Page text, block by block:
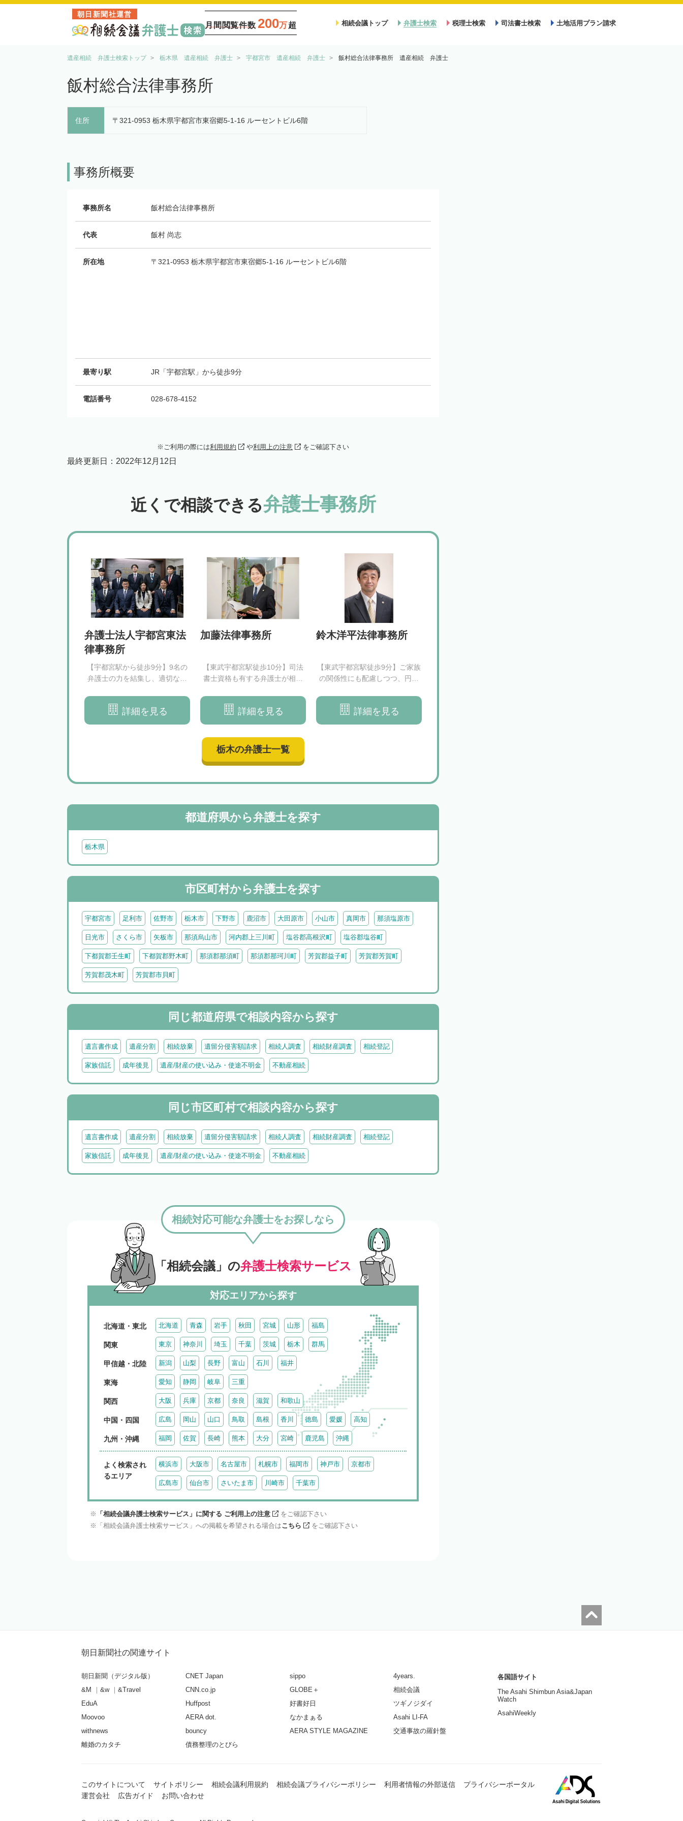
朝日新聞社運営
月間閲覧件数 200万超 相続会議トップ 弁護士検索 税理士検索 司法書士検索 土地活用プラン請求
遺産相続 弁護士検索トップ 栃木県 遺産相続 弁護士 宇都宮市 遺産相続 弁護士 飯村総合法律事務所 遺産相続 弁護士
飯村総合法律事務所
住所 〒321-0953 栃木県宇都宮市東宿郷5-1-16 ルーセントビル6階
事務所概要
事務所名 飯村総合法律事務所
代表 飯村 尚志
所在地 〒321-0953 栃木県宇都宮市東宿郷5-1-16 ルーセントビル6階
最寄り駅 JR「宇都宮駅」から徒歩9分
電話番号 028-678-4152
ご利用の際には利用規約 や利用上の注意 をご確認下さい
最終更新日： 2022年12月12日
近くで相談できる弁護士事務所
弁護士法人宇都宮東法
律事務所
【宇都宮駅から徒歩9分】9名の
弁護士の力を結集し、適切な解
詳細を見る
加藤法律事務所
【東武宇都宮駅徒歩10分】司法
書士資格も有する弁護士が相続
詳細を見る
鈴木洋平法律事務所
【東武宇都宮駅徒歩9分】ご家族
の関係性にも配慮しつつ、円満
詳細を見る
栃木の弁護士一覧
都道府県から弁護士を探す
栃木県
市区町村から弁護士を探す
宇都宮市 足利市 佐野市 栃木市 下野市 鹿沼市 大田原市 小山市 真岡市 那須塩原市
日光市 さくら市 矢板市 那須烏山市 河内郡上三川町 塩谷郡高根沢町 塩谷郡塩谷町
下都賀郡壬生町 下都賀郡野木町 那須郡那須町 那須郡那珂川町 芳賀郡益子町 芳賀郡芳賀町
芳賀郡茂木町 芳賀郡市貝町
同じ都道府県で相談内容から探す
遺言書作成 遺産分割 相続放棄 遺留分侵害額請求 相続人調査 相続財産調査 相続登記
家族信託 成年後見 遺産/財産の使い込み・使途不明金 不動産相続
同じ市区町村で相談内容から探す
遺言書作成 遺産分割 相続放棄 遺留分侵害額請求 相続人調査 相続財産調査 相続登記
家族信託 成年後見 遺産/財産の使い込み・使途不明金 不動産相続
「相続会議」の弁護士検索サービス
相続対応可能な弁護士をお探しなら
対応エリアから探す
北海道・東北 北海道 青森 岩手 秋田 宮城 山形 福島
関東 東京 神奈川 埼玉 千葉 茨城 栃木 群馬
甲信越・北陸 新潟 山梨 長野 富山 石川 福井
東海 愛知 静岡 岐阜 三重
関西 大阪 兵庫 京都 奈良 滋賀 和歌山
中国・四国 広島 岡山 山口 鳥取 島根 香川 徳島 愛媛 高知
九州・沖縄 福岡 佐賀 長崎 熊本 大分 宮崎 鹿児島 沖縄
よく検索され
るエリア
横浜市 大阪市 名古屋市 札幌市 福岡市 神戸市 京都市
広島市 仙台市 さいたま市 川崎市 千葉市
「相続会議弁護士検索サービス」に関する ご利用上の注意
をご確認下さい
「相続会議弁護士検索サービス」への掲載を希望される場合はこちら をご確認下さい
朝日新聞社の関連サイト
朝日新聞（デジタル版）
&M
&w
&Travel
EduA
Moovoo
withnews
離婚のカタチ
CNET Japan
CNN.co.jp
Huffpost
AERA dot.
bouncy
債務整理のとびら
sippo
GLOBE＋
好書好日
なかまぁる
AERA STYLE MAGAZINE
4years.
相続会議
ツギノジダイ
Asahi LI-FA
交通事故の羅針盤
各国語サイト
The Asahi Shimbun Asia&Japan
Watch
AsahiWeekly
このサイトについて サイトポリシー 相続会議利用規約 相続会議プライバシーポリシー 利用者情報の外部送信
プライバシーポータル
運営会社
広告ガイド お問い合わせ